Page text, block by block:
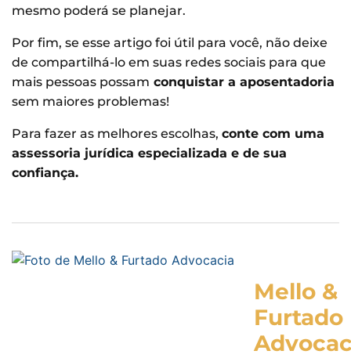
mesmo poderá se planejar.
Por fim, se esse artigo foi útil para você, não deixe
de compartilhá-lo em suas redes sociais para que
mais pessoas possam conquistar a aposentadoria
sem maiores problemas!
Para fazer as melhores escolhas, conte com uma
assessoria jurídica especializada e de sua
confiança.
Mello &
Furtado